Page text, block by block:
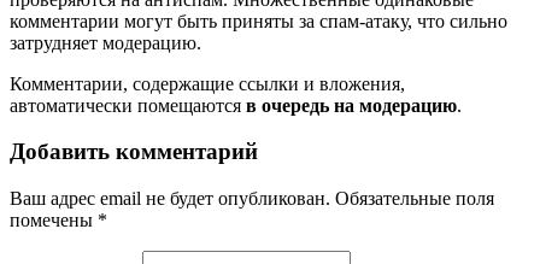
комментарии могут быть приняты за спам-атаку, что сильно
затрудняет модерацию.
Комментарии, содержащие ссылки и вложения,
автоматически помещаются в очередь на модерацию.
Добавить комментарий
Ваш адрес email не будет опубликован. Обязательные поля
помечены *